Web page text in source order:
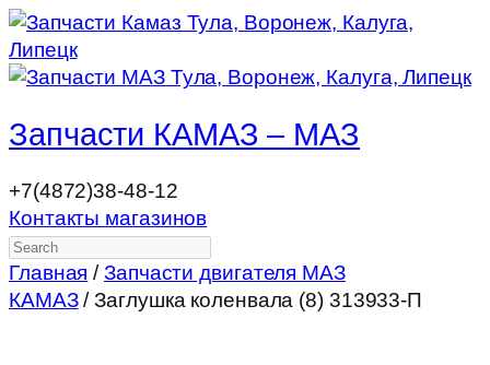
Запчасти КАМАЗ – МАЗ
+7(4872)38-48-12
Контакты магазинов
Search
Главная /Запчасти двигателя МАЗ
КАМАЗ/ Заглушка коленвала (8) 313933-П